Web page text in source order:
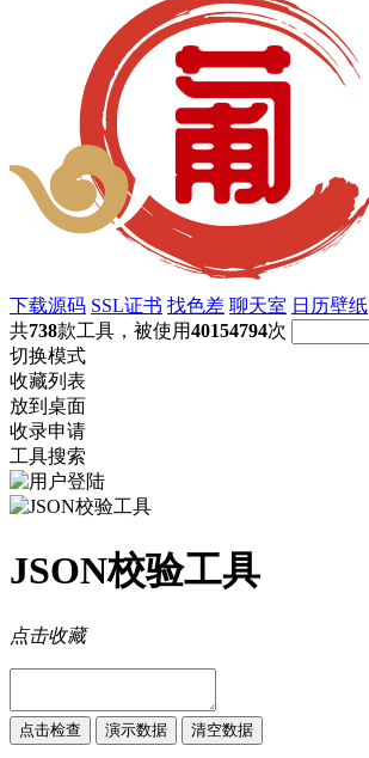
下载源码 SSL证书 找色差 聊天室 日历壁纸
共738款工具，被使用40154794次
切换模式
收藏列表
放到桌面
收录申请
工具搜索
JSON校验工具
点击收藏
点击检查 演示数据 清空数据